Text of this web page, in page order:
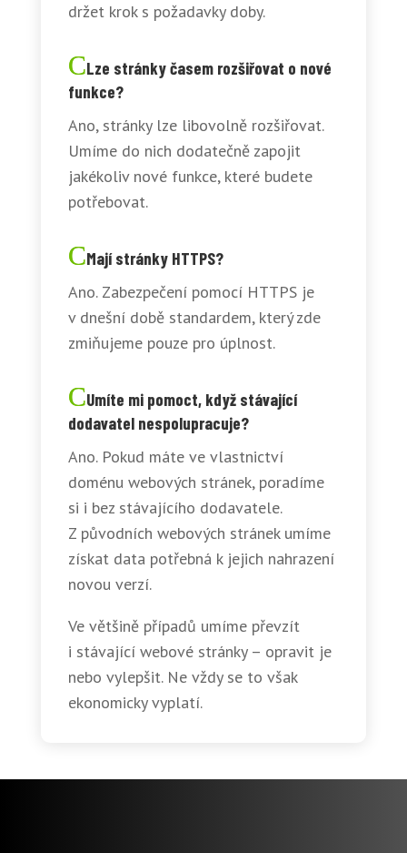
držet krok s požadavky doby.
Lze stránky časem rozšiřovat o nové
funkce?
Ano, stránky lze libovolně rozšiřovat.
Umíme do nich dodatečně zapojit
jakékoliv nové funkce, které budete
potřebovat.
Mají stránky HTTPS?
Ano. Zabezpečení pomocí HTTPS je
v dnešní době standardem, který zde
zmiňujeme pouze pro úplnost.
Umíte mi pomoct, když stávající
dodavatel nespolupracuje?
Ano. Pokud máte ve vlastnictví
doménu webových stránek, poradíme
si i bez stávajícího dodavatele.
Z původních webových stránek umíme
získat data potřebná k jejich nahrazení
novou verzí.
Ve většině případů umíme převzít
i stávající webové stránky – opravit je
nebo vylepšit. Ne vždy se to však
ekonomicky vyplatí.